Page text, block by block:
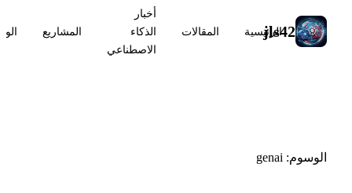
jls42
الرئيسية المقالات
أخبار
الذكاء
الاصطناعي
المشاريع
الوسوم: genai